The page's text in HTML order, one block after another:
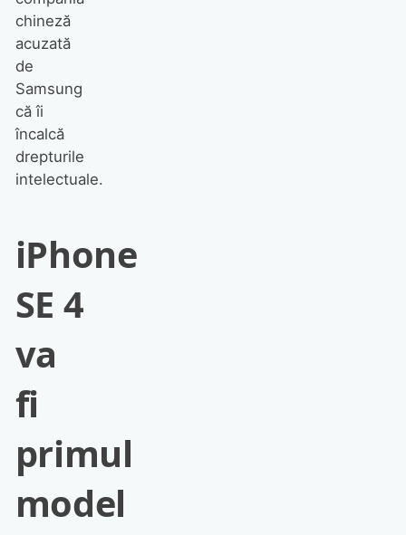
chineză
acuzată
de
Samsung
că îi
încalcă
drepturile
intelectuale.
iPhone
SE 4
va
fi
primul
model